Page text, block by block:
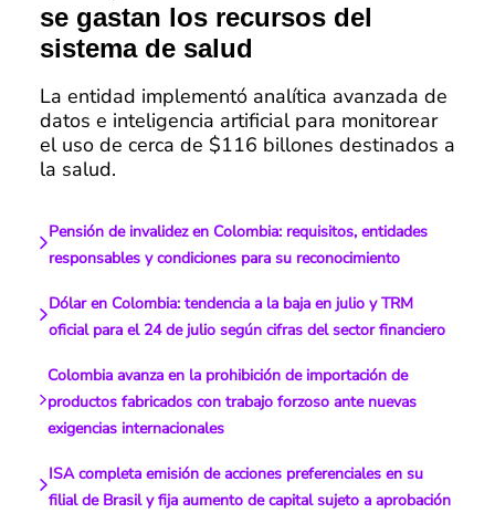
se gastan los recursos del
sistema de salud
La entidad implementó analítica avanzada de
datos e inteligencia artificial para monitorear
el uso de cerca de $116 billones destinados a
la salud.
Pensión de invalidez en Colombia: requisitos, entidades
responsables y condiciones para su reconocimiento
Dólar en Colombia: tendencia a la baja en julio y TRM
oficial para el 24 de julio según cifras del sector financiero
Colombia avanza en la prohibición de importación de
productos fabricados con trabajo forzoso ante nuevas
exigencias internacionales
ISA completa emisión de acciones preferenciales en su
filial de Brasil y fija aumento de capital sujeto a aprobación